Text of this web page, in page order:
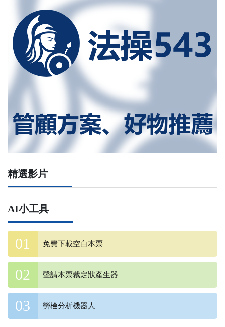
精選影片
AI小工具
免費下載空白本票
聲請本票裁定狀產生器
勞檢分析機器人